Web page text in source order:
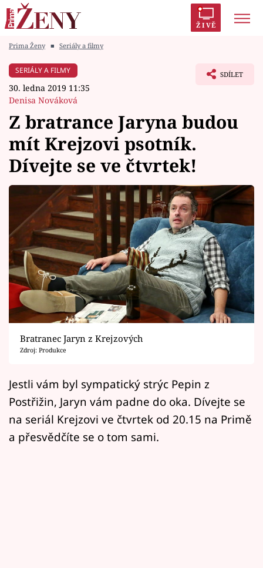
ŽIVĚ
Módní alarm
Témata
Celebrity
Vztahy
Seriály
Horoskopy
Sledujte prima+
Filmový festival Karlovy Vary
Pořady
Mámy sobě
Přihlášení
Prima Ženy ■ Seriály a filmy
SERIÁLY A FILMY
30. ledna 2019 11:35
Denisa Nováková
SDÍLET
Z bratrance Jaryna budou
mít Krejzovi psotník.
Dívejte se ve čtvrtek!
Bratranec Jaryn z Krejzových
Zdroj: Produkce
Jestli vám byl sympatický strýc Pepin z
Postřižin, Jaryn vám padne do oka. Dívejte se
na seriál Krejzovi ve čtvrtek od 20.15 na Primě
a přesvědčíte se o tom sami.